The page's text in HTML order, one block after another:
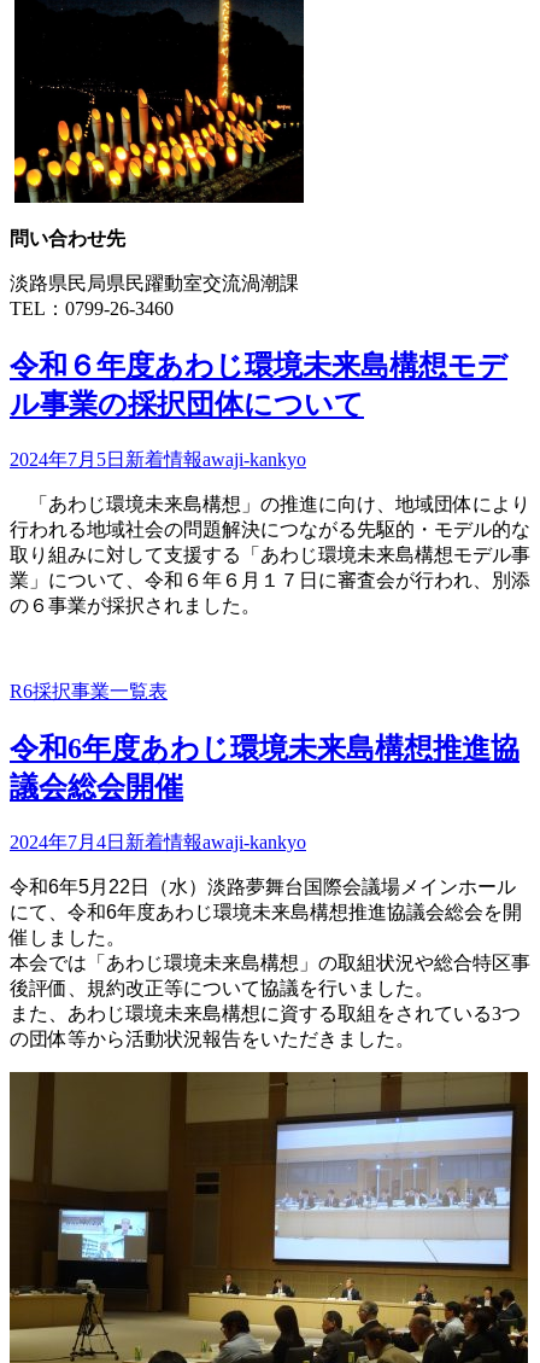
問い合わせ先
淡路県民局県民躍動室交流渦潮課
TEL：0799-26-3460
令和６年度あわじ環境未来島構想モデ
ル事業の採択団体について
2024年7月5日 新着情報awaji-kankyo
「あわじ環境未来島構想」の推進に向け、地域団体により
行われる地域社会の問題解決につながる先駆的・モデル的な
取り組みに対して支援する「あわじ環境未来島構想モデル事
業」について、令和６年６月１７日に審査会が行われ、別添
の６事業が採択されました。
R6採択事業一覧表
令和6年度あわじ環境未来島構想推進協
議会総会開催
2024年7月4日 新着情報awaji-kankyo
令和6年5月22日（水）淡路夢舞台国際会議場メインホール
にて、 令和6年度あわじ環境未来島構想推進協議会総会を開
催しました。
本会では「あわじ環境未来島構想」の取組状況や総合特区事
後評価、規約改正等について協議を行いました。
また、あわじ環境未来島構想に資する取組をされている3つ
の団体等から活動状況報告をいただきました。